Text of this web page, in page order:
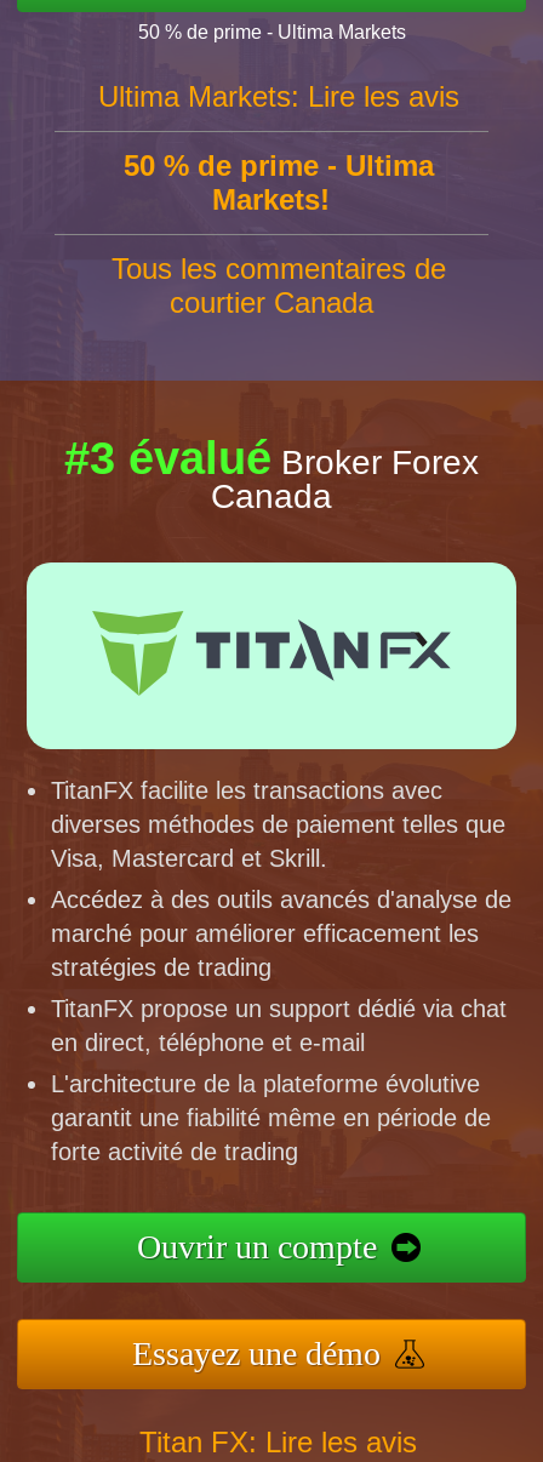
50 % de prime - Ultima Markets
Ultima Markets: Lire les avis
50 % de prime - Ultima
Markets!
Tous les commentaires de
courtier Canada
#3 évalué Broker Forex
Canada
TitanFX facilite les transactions avec
diverses méthodes de paiement telles que
Visa, Mastercard et Skrill.
Accédez à des outils avancés d'analyse de
marché pour améliorer efficacement les
stratégies de trading
TitanFX propose un support dédié via chat
en direct, téléphone et e-mail
L'architecture de la plateforme évolutive
garantit une fiabilité même en période de
forte activité de trading
Ouvrir un compte
Essayez une démo
Titan FX: Lire les avis